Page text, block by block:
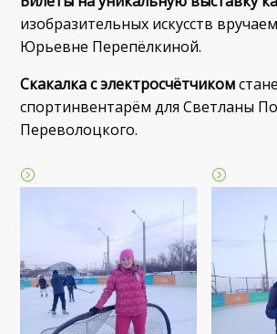
изобразительных искусств
Юрьевне Перепёлкиной.
Скакалка с электросчётчиком
спортинвентарём для Светланы
Переволоцкого.